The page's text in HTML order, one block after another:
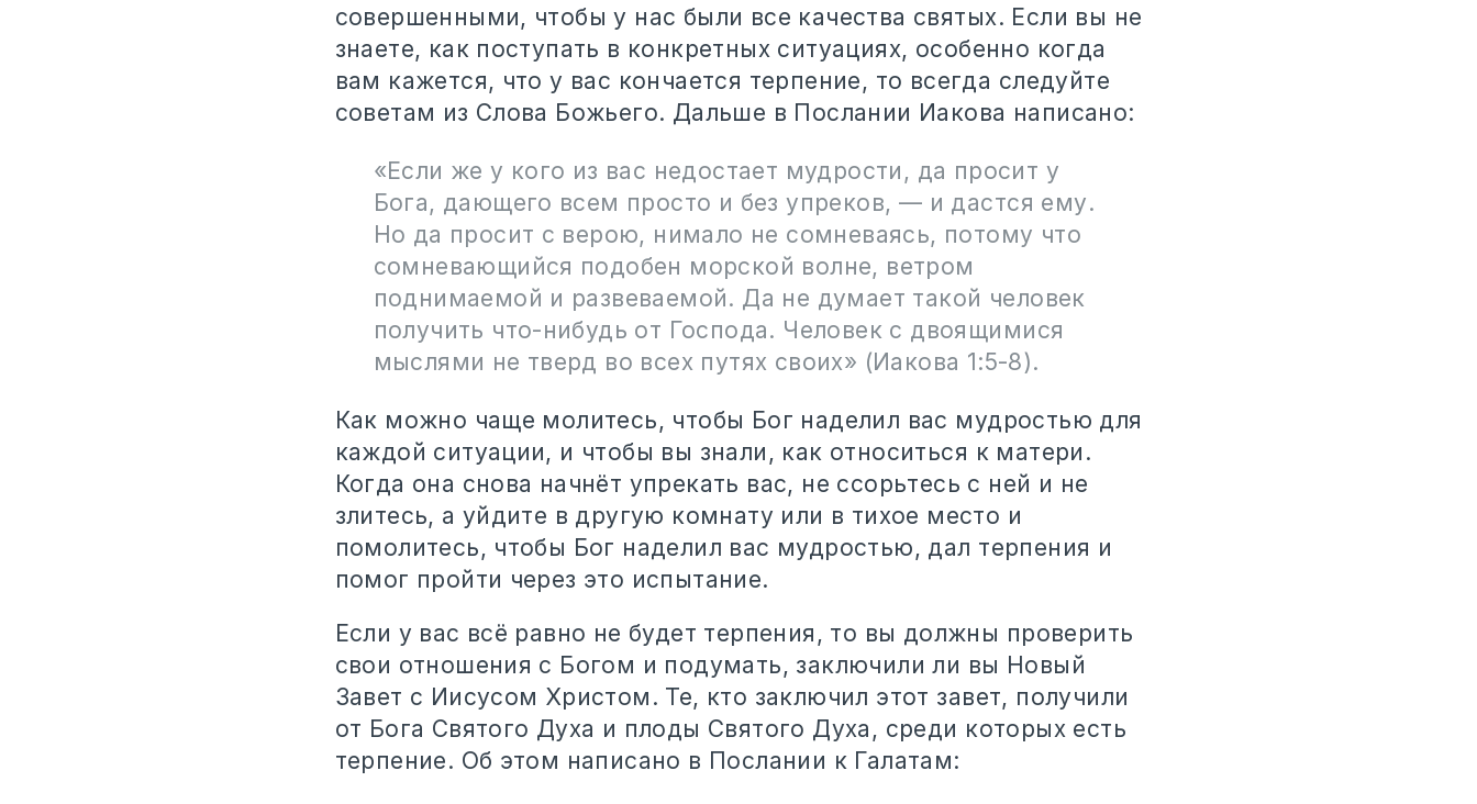
совершенными, чтобы у нас были все качества святых. Если вы не
знаете, как поступать в конкретных ситуациях, особенно когда
вам кажется, что у вас кончается терпение, то всегда следуйте
советам из Слова Божьего. Дальше в Послании Иакова написано:
«Если же у кого из вас недостает мудрости, да просит у
Бога, дающего всем просто и без упреков, — и дастся ему.
Но да просит с верою, нимало не сомневаясь, потому что
сомневающийся подобен морской волне, ветром
поднимаемой и развеваемой. Да не думает такой человек
получить что-нибудь от Господа. Человек с двоящимися
мыслями не тверд во всех путях своих» (Иакова 1:5-8).
Как можно чаще молитесь, чтобы Бог наделил вас мудростью для
каждой ситуации, и чтобы вы знали, как относиться к матери.
Когда она снова начнёт упрекать вас, не ссорьтесь с ней и не
злитесь, а уйдите в другую комнату или в тихое место и
помолитесь, чтобы Бог наделил вас мудростью, дал терпения и
помог пройти через это испытание.
Если у вас всё равно не будет терпения, то вы должны проверить
свои отношения с Богом и подумать, заключили ли вы Новый
Завет с Иисусом Христом. Те, кто заключил этот завет, получили
от Бога Святого Духа и плоды Святого Духа, среди которых есть
терпение. Об этом написано в Послании к Галатам: